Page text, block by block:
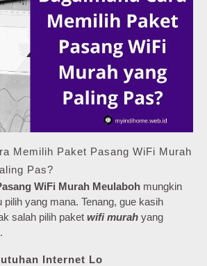
Memilih Paket Pasang WiFi Murah
Pas?
WiFi Murah Meulaboh mungkin
pilih yang mana. Tenang, gue kasih
salah pilih paket wifi murah yang
Internet Lo